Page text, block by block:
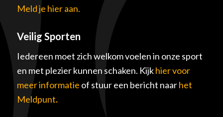
Meld je hier aan.
Veilig Sporten
Iedereen moet zich welkom voelen in onze sport
en met plezier kunnen schaken. Kijkhier voor
meer informatie of stuur een bericht naarhet
Meldpunt.